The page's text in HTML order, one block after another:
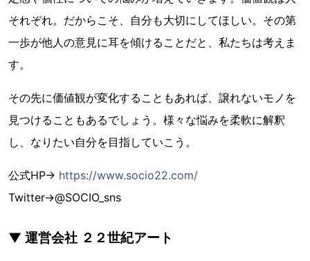
それぞれ。だからこそ、自分も大切にしてほしい。その第
一歩が他人の意見に耳を傾けることだと、私たちは考えま
す。
その先に価値観が変化することもあれば、譲れないモノを
見つけることもあるでしょう。様々な悩みを柔軟に解釈
し、なりたい自分を目指していこう。
公式HP→ https://www.socio22.com/
Twitter→@SOCIO_sns
▼ 運営会社 ２２世紀アート